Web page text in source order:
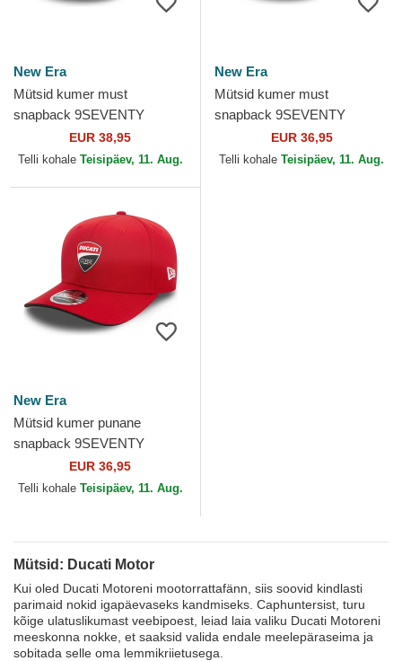
New Era
Mütsid kumer must
snapback 9SEVENTY
Stretch Snap Print Ducati
Motor MotoGP New Era
EUR 38,95
Telli kohale Teisipäev, 11. Aug.
New Era
Mütsid kumer must
snapback 9SEVENTY
Stretch Snap Contrast Visor
Ducati Motor MotoGP New
EUR 36,95
Telli kohale Teisipäev, 11. Aug.
New Era
Mütsid kumer punane
snapback 9SEVENTY
Stretch Snap Core Ducati
Motor MotoGP New Era
EUR 36,95
Telli kohale Teisipäev, 11. Aug.
Mütsid: Ducati Motor
Kui oled Ducati Motoreni mootorrattafänn, siis soovid kindlasti
parimaid nokid igapäevaseks kandmiseks. Caphuntersist, turu
kõige ulatuslikumast veebipoest, leiad laia valiku Ducati Motoreni
meeskonna nokke, et saaksid valida endale meelepäraseima ja
sobitada selle oma lemmikriietusega.